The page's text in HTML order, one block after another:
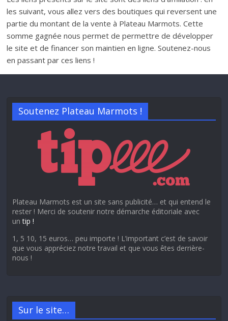
les suivant, vous allez vers des boutiques qui reversent une
partie du montant de la vente à Plateau Marmots. Cette
somme gagnée nous permet de permettre de développer
le site et de financer son maintien en ligne. Soutenez-nous
en passant par ces liens !
Soutenez Plateau Marmots !
Plateau Marmots est un site sans publicité… et qui entend le
rester ! Merci de soutenir notre démarche éditoriale avec
untip !
1, 5 10, 15 euros… peu importe ! L’important c’est de savoir
que vous appréciez notre travail et que vous êtes derrière-
nous !
Sur le site…